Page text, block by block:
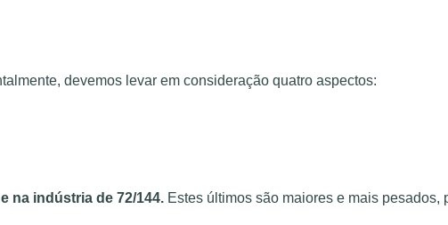
devemos levar em consideração quatro aspectos:
na indústria de 72/144. Estes últimos são maiores e mais